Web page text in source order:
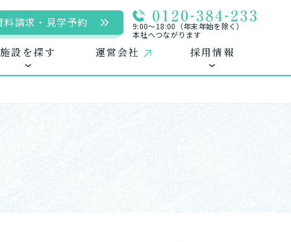
施設を探す
入居
運営会社 採用情報
用
9:00〜18:00（年末年始を除く）
本社へつながります
料請求・見学予約